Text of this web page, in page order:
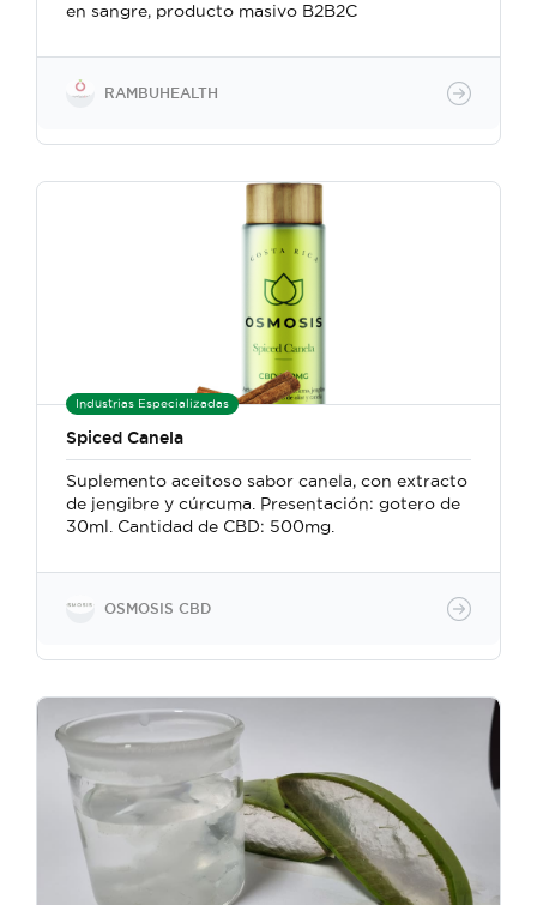
en sangre, producto masivo B2B2C
RAMBUHEALTH
Industrias Especializadas
Spiced Canela
Suplemento aceitoso sabor canela, con extracto
de jengibre y cúrcuma. Presentación: gotero de
30ml. Cantidad de CBD: 500mg.
OSMOSIS CBD